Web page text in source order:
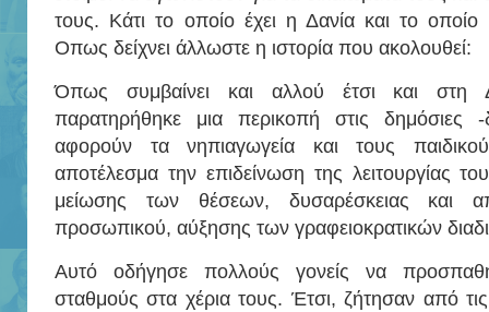
τους. Κάτι το οποίο έχει η Δανία και το
Οπως δείχνει άλλωστε η ιστορία που ακολουθεί:
Όπως συμβαίνει και αλλού έτσι και στη
παρατηρήθηκε μια περικοπή στις δημόσιες
αφορούν τα νηπιαγωγεία και τους
αποτέλεσμα την επιδείνωση της λειτουργίας
μείωσης των θέσεων, δυσαρέσκειας και
προσωπικού, αύξησης των γραφειοκρατικών
Αυτό οδήγησε πολλούς γονείς να
σταθμούς στα χέρια τους. Έτσι, ζήτησαν από